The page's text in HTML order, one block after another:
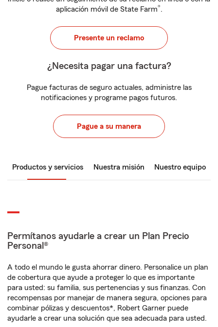
aplicación móvil de State Farm®.
Presente un reclamo
¿Necesita pagar una factura?
Pague facturas de seguro actuales, administre las
notificaciones y programe pagos futuros.
Pague a su manera
Productos y servicios Nuestra misión Nuestro equipo
Permítanos ayudarle a crear un Plan Precio
Personal®
A todo el mundo le gusta ahorrar dinero. Personalice un plan
de cobertura que ayude a proteger lo que es importante
para usted: su familia, sus pertenencias y sus finanzas. Con
recompensas por manejar de manera segura, opciones para
combinar pólizas y descuentos*, Robert Garner puede
ayudarle a crear una solución que sea adecuada para usted.